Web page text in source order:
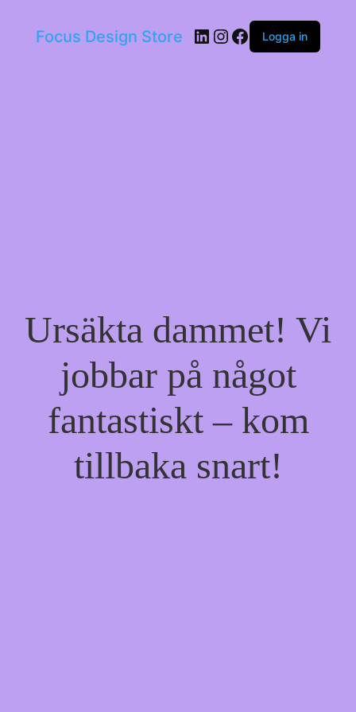
Focus Design Store LinkedIn
Instagram
Facebook
Logga in
Ursäkta dammet! Vi
jobbar på något
fantastiskt – kom
tillbaka snart!